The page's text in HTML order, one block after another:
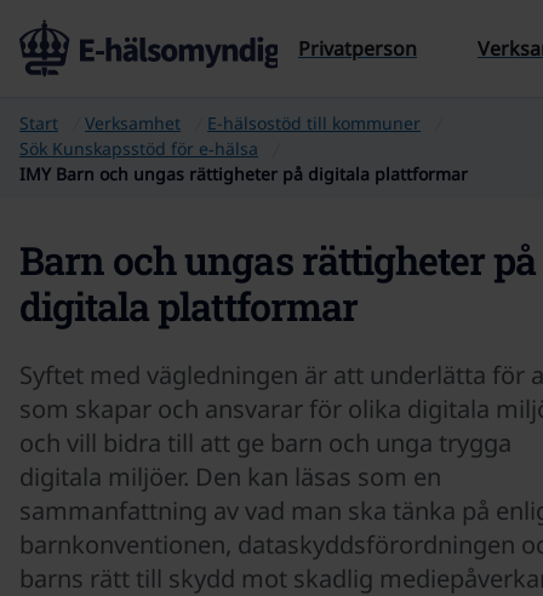
Till sidans innehåll
Privatperson
Start Verksamhet
E-hälsostöd till kommuner
Sök Kunskapsstöd för e‑hälsa
IMY Barn och ungas rättigheter på digitala plattformar
Barn och ungas rättigheter på
digitala plattformar
Syftet med vägledningen är att underlätta för
som skapar och ansvarar för olika digitala
och vill bidra till att ge barn och unga trygga
digitala miljöer. Den kan läsas som en
sammanfattning av vad man ska tänka på
barnkonventionen, dataskyddsförordningen
barns rätt till skydd mot skadlig